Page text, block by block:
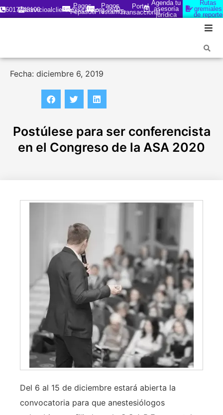
6017448100servicioalcliente@scare.org.co
Pagos
Fepasde
Pagos
Préstamos
Portal
Transaccional
Agenda tu
asesoría
jurídica
Rutas
gremiales
de reporte
Fecha: diciembre 6, 2019
Postúlese para ser conferencista
en el Congreso de la ASA 2020
Del 6 al 15 de diciembre estará abierta la
convocatoria para que anestesiólogos